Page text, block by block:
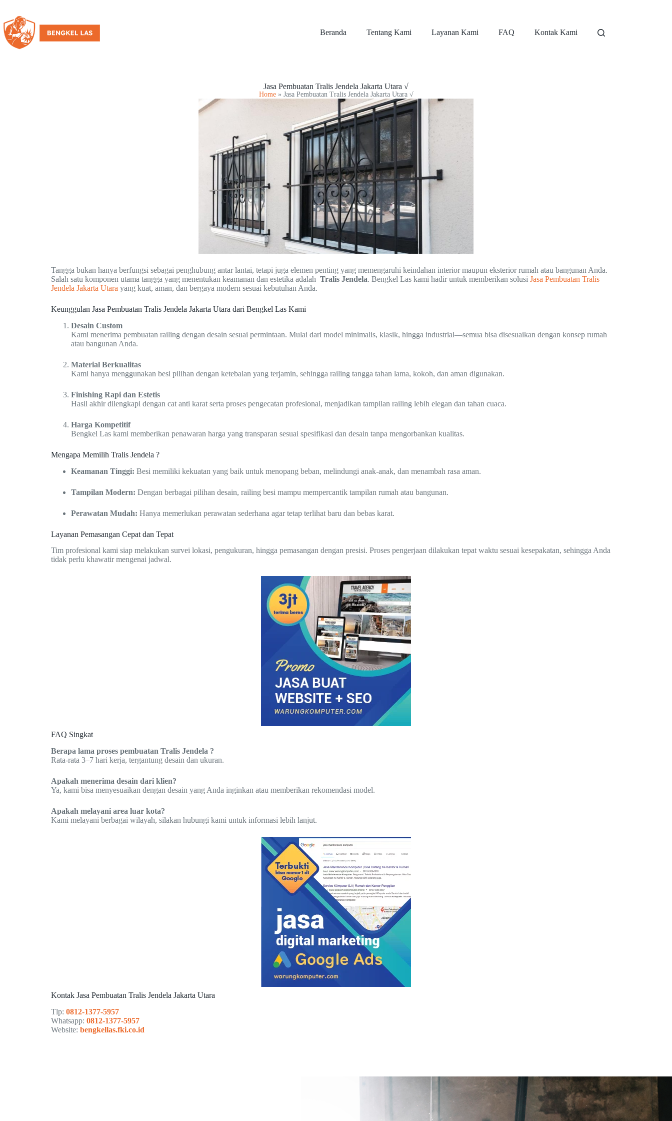
Beranda Tentang Kami Layanan Kami FAQ Kontak Kami
Jasa Pembuatan Tralis Jendela Jakarta Utara √
Home» Jasa Pembuatan Tralis Jendela Jakarta Utara √
Tangga bukan hanya berfungsi sebagai penghubung antar lantai, tetapi juga elemen penting yang memengaruhi keindahan interior maupun eksterior rumah atau bangunan Anda.
Salah satu komponen utama tangga yang menentukan keamanan dan estetika adalah Tralis Jendela. Bengkel Las kami hadir untuk memberikan solusi Jasa Pembuatan Tralis
Jendela Jakarta Utara yang kuat, aman, dan bergaya modern sesuai kebutuhan Anda.
Keunggulan Jasa Pembuatan Tralis Jendela Jakarta Utara dari Bengkel Las Kami
Desain Custom
Kami menerima pembuatan railing dengan desain sesuai permintaan. Mulai dari model minimalis, klasik, hingga industrial—semua bisa disesuaikan dengan konsep rumah
atau bangunan Anda.
Material Berkualitas
Kami hanya menggunakan besi pilihan dengan ketebalan yang terjamin, sehingga railing tangga tahan lama, kokoh, dan aman digunakan.
Finishing Rapi dan Estetis
Hasil akhir dilengkapi dengan cat anti karat serta proses pengecatan profesional, menjadikan tampilan railing lebih elegan dan tahan cuaca.
Harga Kompetitif
Bengkel Las kami memberikan penawaran harga yang transparan sesuai spesifikasi dan desain tanpa mengorbankan kualitas.
Mengapa Memilih Tralis Jendela ?
Keamanan Tinggi: Besi memiliki kekuatan yang baik untuk menopang beban, melindungi anak-anak, dan menambah rasa aman.
Tampilan Modern: Dengan berbagai pilihan desain, railing besi mampu mempercantik tampilan rumah atau bangunan.
Perawatan Mudah: Hanya memerlukan perawatan sederhana agar tetap terlihat baru dan bebas karat.
Layanan Pemasangan Cepat dan Tepat
Tim profesional kami siap melakukan survei lokasi, pengukuran, hingga pemasangan dengan presisi. Proses pengerjaan dilakukan tepat waktu sesuai kesepakatan, sehingga Anda
tidak perlu khawatir mengenai jadwal.
FAQ Singkat
Berapa lama proses pembuatan Tralis Jendela ?
Rata-rata 3–7 hari kerja, tergantung desain dan ukuran.
Apakah menerima desain dari klien?
Ya, kami bisa menyesuaikan dengan desain yang Anda inginkan atau memberikan rekomendasi model.
Apakah melayani area luar kota?
Kami melayani berbagai wilayah, silakan hubungi kami untuk informasi lebih lanjut.
Kontak Jasa Pembuatan Tralis Jendela Jakarta Utara
Tlp: 0812-1377-5957
Whatsapp: 0812-1377-5957
Website: bengkellas.fki.co.id